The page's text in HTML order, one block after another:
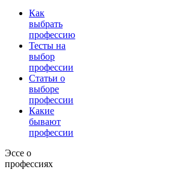
Как
выбрать
профессию
Тесты на
выбор
профессии
Статьи о
выборе
профессии
Какие
бывают
профессии
Эссе о
профессиях